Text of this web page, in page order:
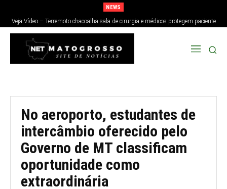
NEWS
Veja Vídeo – Terremoto chacoalha sala de cirurgia e médicos protegem paciente
no Japão; veja
No aeroporto, estudantes de
intercâmbio oferecido pelo
Governo de MT classificam
oportunidade como
extraordinária